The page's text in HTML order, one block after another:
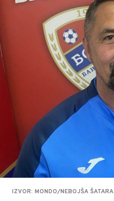
IZVOR: MONDO/NEBOJŠA ŠATARA